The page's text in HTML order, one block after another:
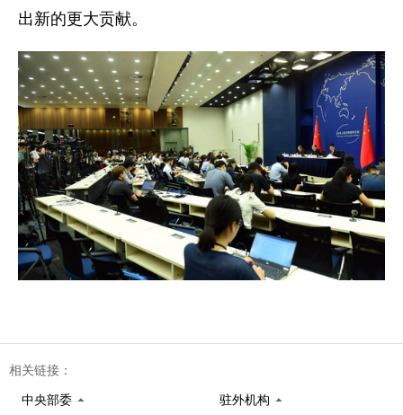
出新的更大贡献。
相关链接：
中央部委 驻外机构